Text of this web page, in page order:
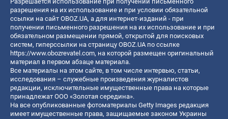
разрешения на их использование и при условии обязательной
ссылки на сайт OBOZ.UA, а для интернет-изданий - при
получении письменного разрешения на их использование и при
обязательном размещении прямой, открытой для поисковых
систем, гиперссылки на страницу OBOZ.UA по ссылке
https://www.obozrevatel.com, на которой размещен оригинальный
материал в первом абзаце материала.
Все материалы на этом сайте, в том числе интервью, статьи,
исследования – служебные произведения журналистов
редакции, исключительные имущественные права на которые
принадлежат ООО «Золотая середина».
На все опубликованные фотоматериалы Getty Images редакция
имеет имущественные права, защищаемые законом Украины